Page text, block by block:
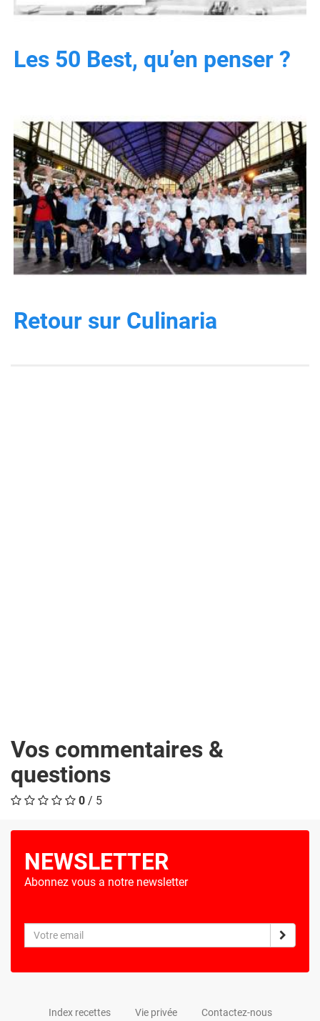
Les 50 Best, qu’en penser ?
Retour sur Culinaria
Vos commentaires &
questions
0 / 5
NEWSLETTER
Abonnez vous a notre newsletter
Index recettes Vie privée Contactez-nous